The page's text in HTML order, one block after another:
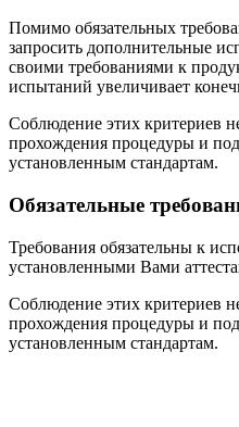
Помимо обязательных
запросить дополнительные
своими требованиями к
испытаний увеличивает
Соблюдение этих критериев
прохождения процедуры и
установленным стандартам.
Обязательные
Требования обязательны к
установленными Вами
Соблюдение этих критериев
прохождения процедуры и
установленным стандартам.